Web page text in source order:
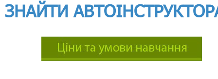
ЗНАЙТИ